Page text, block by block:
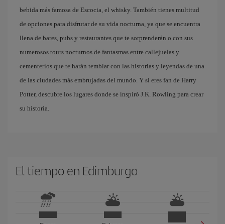
bebida más famosa de Escocia, el whisky. También tienes multitud
de opciones para disfrutar de su vida nocturna, ya que se encuentra
llena de bares, pubs y restaurantes que te sorprenderán o con sus
numerosos tours nocturnos de fantasmas entre callejuelas y
cementerios que te harán temblar con las historias y leyendas de una
de las ciudades más embrujadas del mundo. Y si eres fan de Harry
Potter, descubre los lugares donde se inspiró J.K. Rowling para crear
su historia.
El tiempo en Edimburgo